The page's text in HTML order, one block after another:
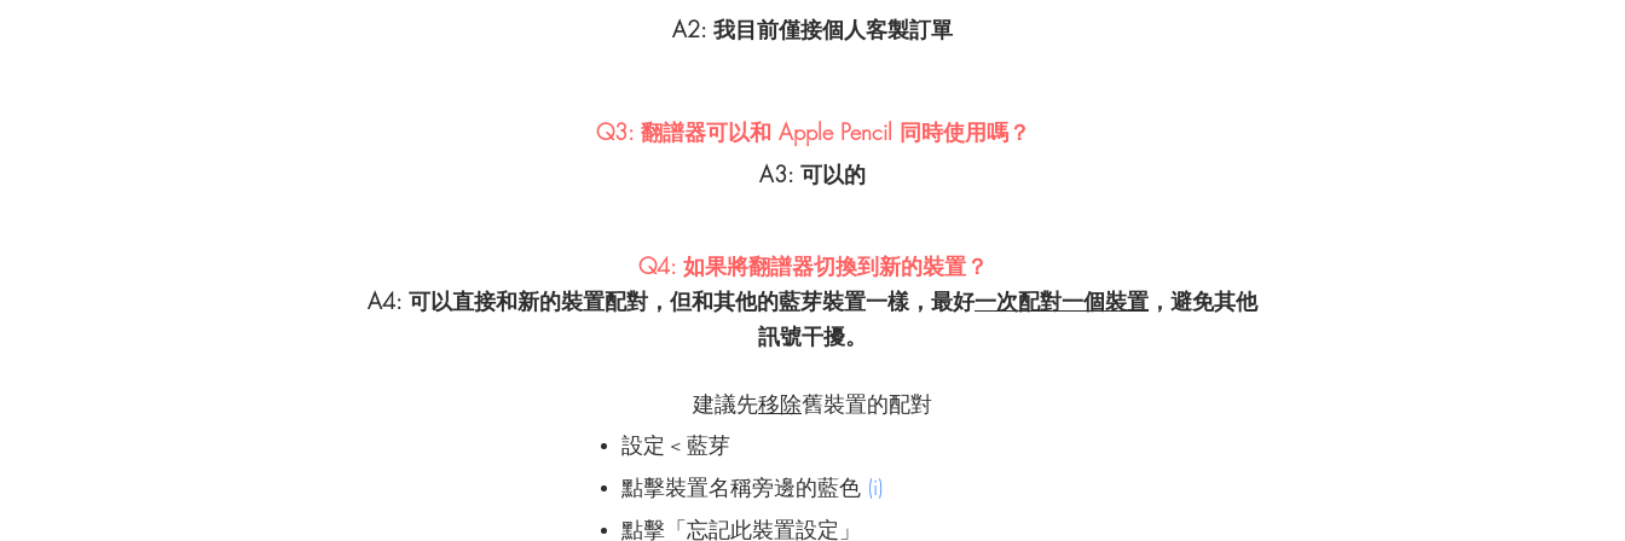
A2: 我目前僅接個人客製訂單
Q3: 翻譜器可以和 Apple Pencil 同時使用嗎？
A3: 可以的
Q4: 如果將翻譜器切換到新的裝置？
A4: 可以直接和新的裝置配對，但和其他的藍芽裝置一樣，最好一次配對一個裝置 ，避免其他
訊號干擾。
建議先移除舊裝置的配對
設定 < 藍芽
點擊裝置名稱旁邊的藍色 (i)
點擊「忘記此裝置設定」